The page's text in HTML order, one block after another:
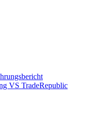
VS TradeRepublic